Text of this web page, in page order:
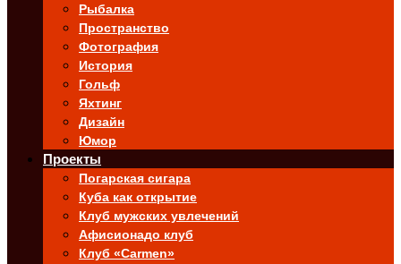
Рыбалка
Пространство
Фотография
История
Гольф
Яхтинг
Дизайн
Юмор
Проекты
Погарская сигара
Куба как открытие
Клуб мужских увлечений
Афисионадо клуб
Клуб «Carmen»